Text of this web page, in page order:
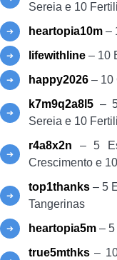
Sereia e 10
heartopia10m –
lifewithline – 10
happy2026 – 10
k7m9q2a8l5 –
Sereia e 10
r4a8x2n – 5
Crescimento e
top1thanks – 5
Tangerinas
heartopia5m –
true5mthks –